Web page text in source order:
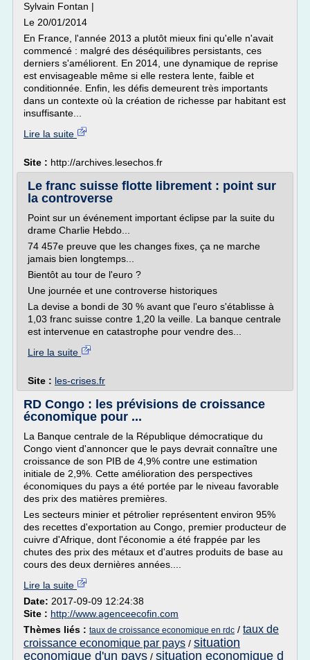
Sylvain Fontan |
Le 20/01/2014
En France, l'année 2013 a plutôt mieux fini qu'elle n'avait
commencé : malgré des déséquilibres persistants, ces
derniers s'améliorent. En 2014, une dynamique de reprise
est envisageable même si elle restera lente, faible et
conditionnée. Enfin, les défis demeurent très importants
dans un contexte où la création de richesse par habitant est
insuffisante...
Lire la suite
Site : http://archives.lesechos.fr
Le franc suisse flotte librement : point sur
la controverse
Point sur un événement important éclipse par la suite du
drame Charlie Hebdo...
74 457e preuve que les changes fixes, ça ne marche
jamais bien longtemps...
Bientôt au tour de l'euro ?
Une journée et une controverse historiques
La devise a bondi de 30 % avant que l'euro s'établisse à
1,03 franc suisse contre 1,20 la veille. La banque centrale
est intervenue en catastrophe pour vendre des...
Lire la suite
Site : les-crises.fr
RD Congo : les prévisions de croissance
économique pour ...
La Banque centrale de la République démocratique du
Congo vient d'annoncer que le pays devrait connaître une
croissance de son PIB de 4,9% contre une estimation
initiale de 2,9%. Cette amélioration des perspectives
économiques du pays a été portée par le niveau favorable
des prix des matières premières.
Les secteurs minier et pétrolier représentent environ 95%
des recettes d'exportation au Congo, premier producteur de
cuivre d'Afrique, dont l'économie a été frappée par les
chutes des prix des métaux et d'autres produits de base au
cours des deux dernières années....
Lire la suite
Date: 2017-09-09 12:24:38
Site : http://www.agenceecofin.com
Thèmes liés : taux de croissance economique en rdc / taux de
croissance economique par pays / situation
economique d'un pays / situation economique d